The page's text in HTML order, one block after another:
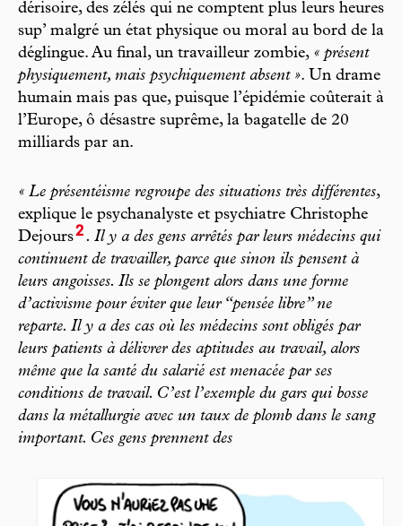
dérisoire, des zélés qui ne comptent plus leurs heures
sup’ malgré un état physique ou moral au bord de la
déglingue. Au final, un travailleur zombie, « présent
physiquement, mais psychiquement absent ». Un drame
humain mais pas que, puisque l’épidémie coûterait à
l’Europe, ô désastre suprême, la bagatelle de 20
milliards par an.
« Le présentéisme regroupe des situations très différentes,
explique le psychanalyste et psychiatre Christophe
Dejours2 . Il y a des gens arrêtés par leurs médecins qui
continuent de travailler, parce que sinon ils pensent à
leurs angoisses. Ils se plongent alors dans une forme
d’activisme pour éviter que leur “pensée libre” ne
reparte. Il y a des cas où les médecins sont obligés par
leurs patients à délivrer des aptitudes au travail, alors
même que la santé du salarié est menacée par ses
conditions de travail. C’est l’exemple du gars qui bosse
dans la métallurgie avec un taux de plomb dans le sang
important. Ces gens prennent des